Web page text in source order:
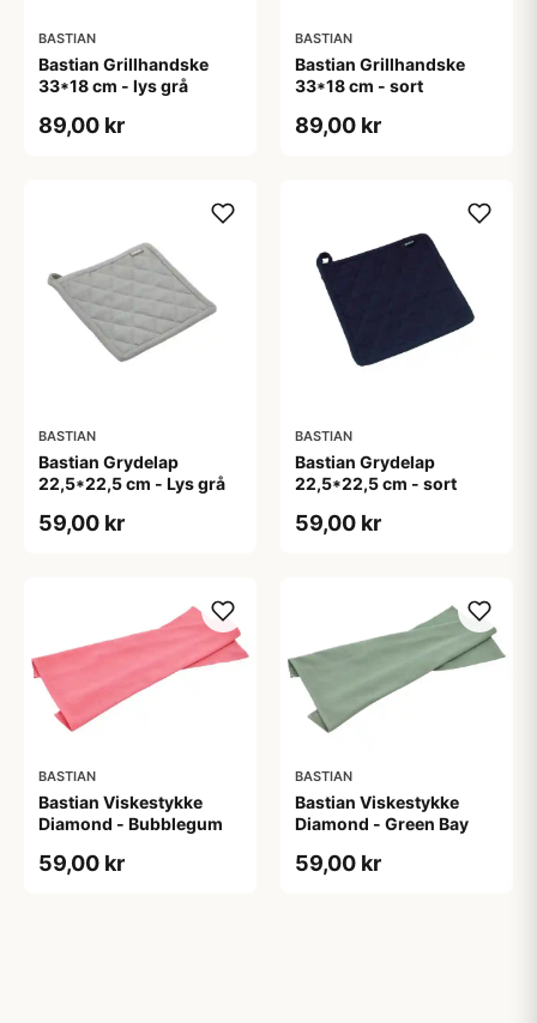
BASTIAN
Bastian Grillhandske
33*18 cm - lys grå
89,00 kr
BASTIAN
Bastian Grillhandske
33*18 cm - sort
89,00 kr
BASTIAN
Bastian Grydelap
22,5*22,5 cm - Lys grå
59,00 kr
BASTIAN
Bastian Grydelap
22,5*22,5 cm - sort
59,00 kr
BASTIAN
Bastian Viskestykke
Diamond - Bubblegum
59,00 kr
BASTIAN
Bastian Viskestykke
Diamond - Green Bay
59,00 kr